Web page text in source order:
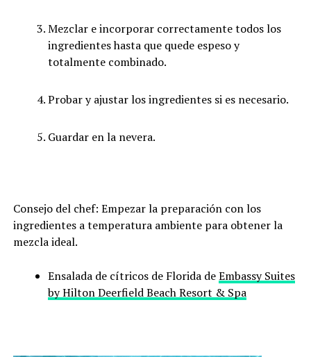
Mezclar e incorporar correctamente todos los
ingredientes hasta que quede espeso y
totalmente combinado.
Probar y ajustar los ingredientes si es necesario.
Guardar en la nevera.
Consejo del chef: Empezar la preparación con los
ingredientes a temperatura ambiente para obtener la
mezcla ideal.
Ensalada de cítricos de Florida deEmbassy Suites
by Hilton Deerfield Beach Resort & Spa